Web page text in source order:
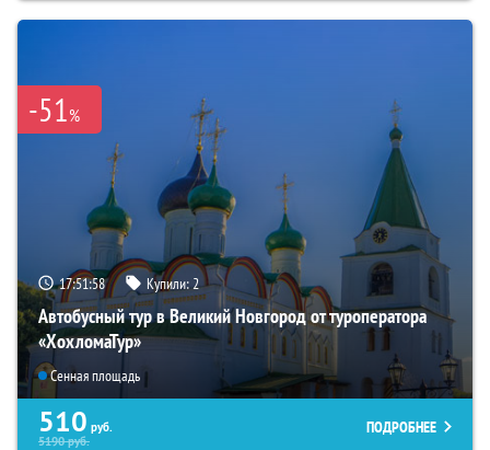
-51%
17:51:56 Купили:2
Автобусный тур в Великий Новгород от туроператора
«ХохломаТур»
Сенная площадь
510 руб.
5190руб.
ПОДРОБНЕЕ